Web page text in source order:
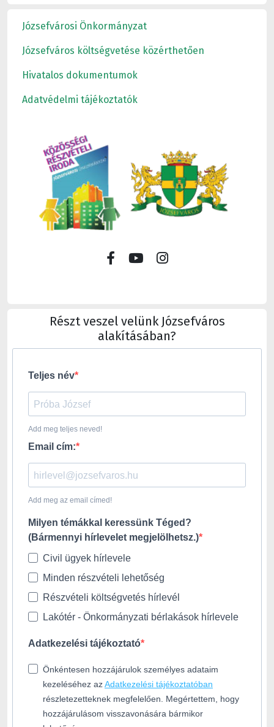
Józsefvárosi Önkormányzat
Józsefváros költségvetése közérthetően
Hivatalos dokumentumok
Adatvédelmi tájékoztatók
Részt veszel velünk Józsefváros
alakításában?
Teljes név
Add meg teljes neved!
Email cím:
Add meg az email címed!
Milyen témákkal keressünk Téged?
(Bármennyi hírlevelet megjelölhetsz.)
Civil ügyek hírlevele
Minden részvételi lehetőség
Részvételi költségvetés hírlevél
Lakótér - Önkormányzati bérlakások hírlevele
Adatkezelési tájékoztató
Önkéntesen hozzájárulok személyes adataim
kezeléséhez azAdatkezelési tájékoztatóban
részletezetteknek megfelelően. Megértettem, hogy
hozzájárulásom visszavonására bármikor